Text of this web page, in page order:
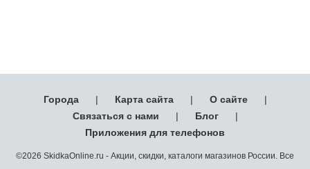
Города | Карта сайта | О сайте
|
Связаться с нами
| Блог
|
Приложения для телефонов
©2026 SkidkaOnline.ru - Акции, скидки, каталоги магазинов России. Все